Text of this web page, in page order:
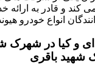
کند و قادر به ارائه
انواع خودرو
و کیا در شهرک
شهید باقری